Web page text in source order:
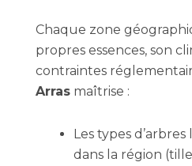
Chaque zone
propres essences, son
contraintes
Arras maîtrise :
Les types
dans la région